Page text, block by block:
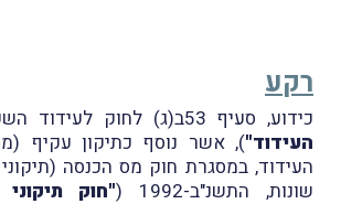
רקע
כידוע, סעיף 53ב(ג) לחוק לעידוד השקעות הון (
העידוד"
העידוד, במסגרת חוק מס הכנסה
שונות, התשנ"ב-1992 (
"חוק